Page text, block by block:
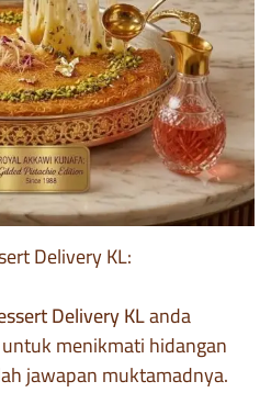
Delivery KL:
Delivery KLanda
menikmati hidangan
jawapan muktamadnya.